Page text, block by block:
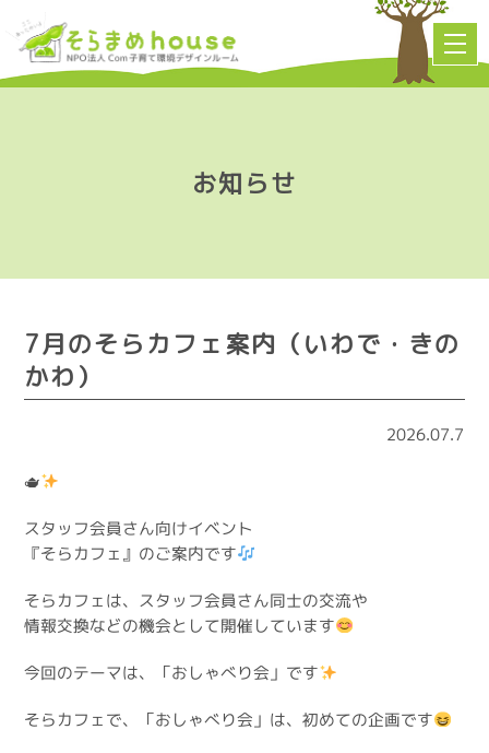
お知らせ
7月のそらカフェ案内（いわで・きの
かわ）
2026.07.7
🫖
スタッフ会員さん向けイベント
『そらカフェ』のご案内です
そらカフェは、スタッフ会員さん同士の交流や
情報交換などの機会として開催しています
今回のテーマは、「おしゃべり会」です
そらカフェで、「おしゃべり会」は、初めての企画です